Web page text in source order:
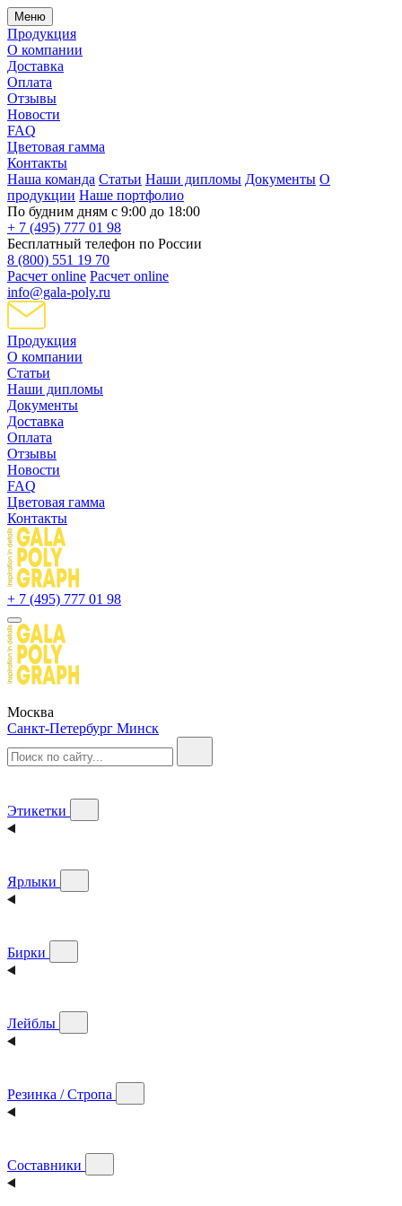
Меню
Продукция
О компании
Доставка
Оплата
Отзывы
Новости
FAQ
Цветовая гамма
Контакты
Наша команда Статьи Наши дипломы Документы О
продукции Наше портфолио
По будним дням с 9:00 до 18:00
+ 7 (495) 777 01 98
Бесплатный телефон по России
8 (800) 551 19 70
Расчет online Расчет online
info@gala-poly.ru
Продукция
О компании
Статьи
Наши дипломы
Документы
Доставка
Оплата
Отзывы
Новости
FAQ
Цветовая гамма
Контакты
+ 7 (495) 777 01 98
Москва
Санкт-Петербург Минск
Этикетки
Ярлыки
Бирки
Лейблы
Резинка / Стропа
Составники